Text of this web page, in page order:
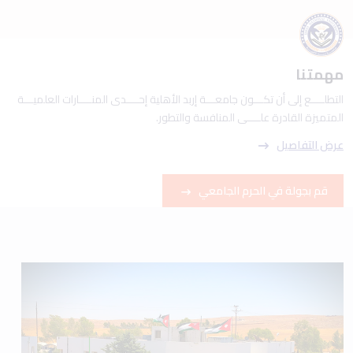
مهمتنا
التطلــــع إلى أن تكـــون جامعـــة إربد الأهلية إحــــدى المنــــارات العلميـــة
المتميزة القادرة علــــى المنافسة والتطور.
عرض التفاصيل
قم بجولة في الحرم الجامعي